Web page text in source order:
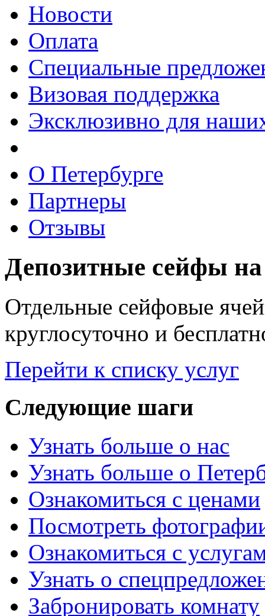
Новости
Оплата
Специальные
Визовая поддержка
Эксклюзивно для
О Петербурге
Партнеры
Отзывы
Депозитные сейфы
Отдельные сейфовые
круглосуточно и
Перейти к списку услуг
Следующие шаги
Узнать больше о нас
Узнать больше о
Ознакомиться с ценами
Посмотреть
Ознакомиться с
Узнать о
Забронировать комнату